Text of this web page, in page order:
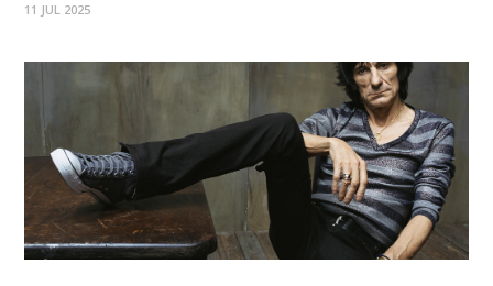
antología, cuidadosamente seleccionada, incluye canciones
11 JUL 2025